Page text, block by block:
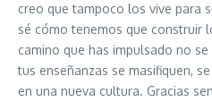
creo que tampoco los vive para
sé cómo tenemos que construir
camino que has impulsado no
tus enseñanzas se masifiquen,
en una nueva cultura. Gracias